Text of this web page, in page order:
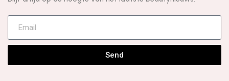
Send